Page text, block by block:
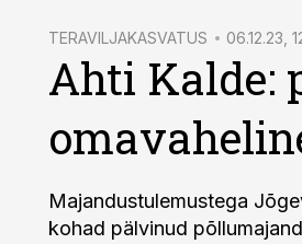
TERAVILJAKASVATUS 06.12.23,
Ahti Kalde:
Majandustulemustega
kohad pälvinud